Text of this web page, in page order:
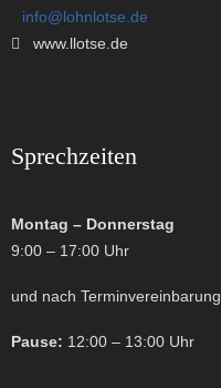
info@lohnlotse.de
www.llotse.de
Sprechzeiten
Montag – Donnerstag
9:00 – 17:00 Uhr
und nach Terminvereinbarung
Pause: 12:00 – 13:00 Uhr